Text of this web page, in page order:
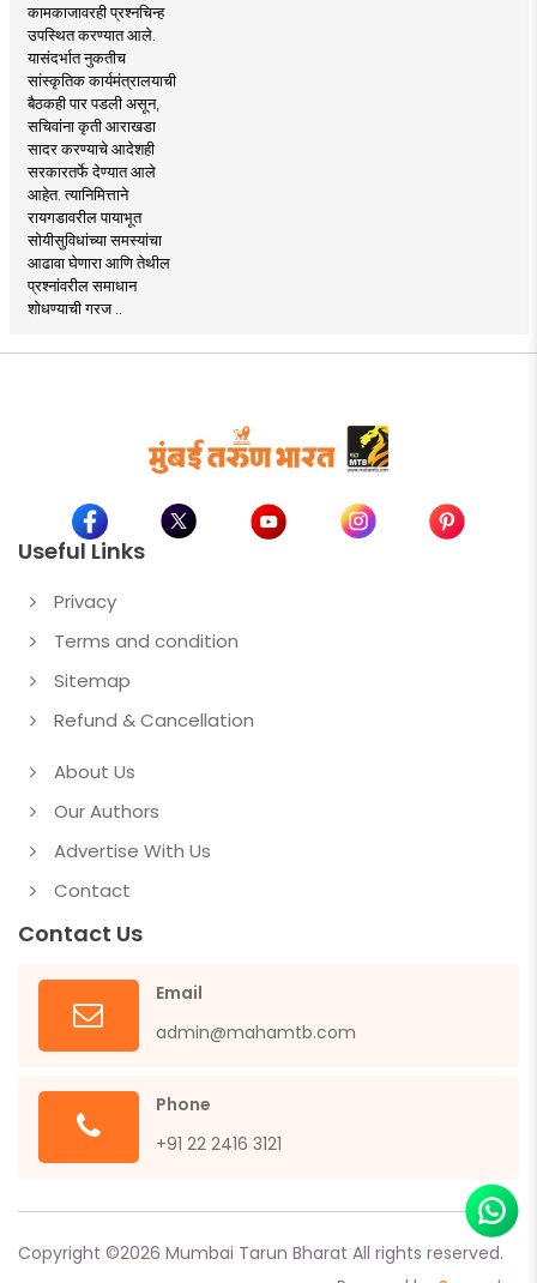
कामकाजावरही प्रश्नचिन्ह
उपस्थित करण्यात आले.
यासंदर्भात नुकतीच
सांस्कृतिक कार्यमंत्रालयाची
बैठकही पार पडली असून,
सचिवांना कृती आराखडा
सादर करण्याचे आदेशही
सरकारतर्फे देण्यात आले
आहेत. त्यानिमित्ताने
रायगडावरील पायाभूत
सोयीसुविधांच्या समस्यांचा
आढावा घेणारा आणि तेथील
प्रश्नांवरील समाधान
शोधण्याची गरज ..
Useful Links
Privacy
Terms and condition
Sitemap
Refund & Cancellation
About Us
Our Authors
Advertise With Us
Contact
Contact Us
Email
admin@mahamtb.com
Phone
+91 22 2416 3121
Copyright ©2026 Mumbai Tarun Bharat All rights reserved.